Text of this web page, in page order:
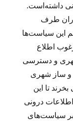
داشته‌است.
طرف
این سیاست‌ها
اطلاع
و دسترسی
و ساز شهری
تا این
درونی
سیاست‌های